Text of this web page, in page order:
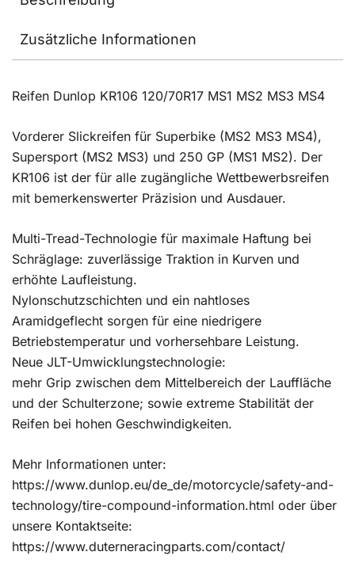
Zusätzliche Informationen
Reifen Dunlop KR106 120/70R17 MS1 MS2 MS3 MS4
Vorderer Slickreifen für Superbike (MS2 MS3 MS4),
Supersport (MS2 MS3) und 250 GP (MS1 MS2). Der
KR106 ist der für alle zugängliche Wettbewerbsreifen
mit bemerkenswerter Präzision und Ausdauer.
Multi-Tread-Technologie für maximale Haftung bei
Schräglage: zuverlässige Traktion in Kurven und
erhöhte Laufleistung.
Nylonschutzschichten und ein nahtloses
Aramidgeflecht sorgen für eine niedrigere
Betriebstemperatur und vorhersehbare Leistung.
Neue JLT-Umwicklungstechnologie:
mehr Grip zwischen dem Mittelbereich der Lauffläche
und der Schulterzone; sowie extreme Stabilität der
Reifen bei hohen Geschwindigkeiten.
Mehr Informationen unter:
https://www.dunlop.eu/de_de/motorcycle/safety-and-
technology/tire-compound-information.html oder über
unsere Kontaktseite:
https://www.duterneracingparts.com/contact/